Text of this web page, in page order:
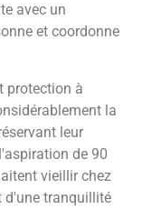
avec un
et coordonne
protection à
la
leur
de 90
vieillir chez
d'une tranquillité